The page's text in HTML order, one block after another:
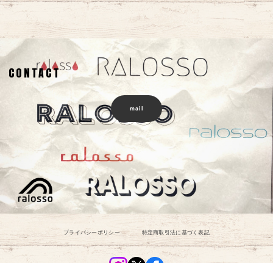
CONTACT
mail
プライバシーポリシー 特定商取引法に基づく表記